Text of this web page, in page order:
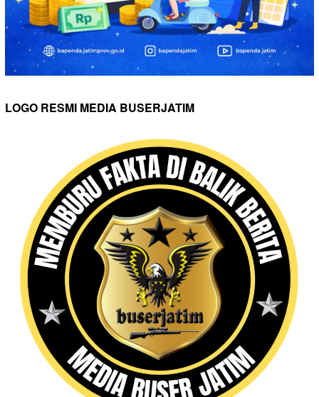
LOGO RESMI MEDIA BUSERJATIM